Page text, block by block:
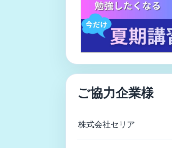
ご協力企業様
株式会社セリア